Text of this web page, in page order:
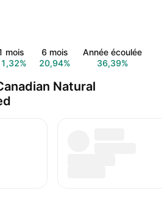
mois
6 mois
20,94%
Année écoulée
36,39%
Natural